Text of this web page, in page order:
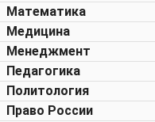
Математика
Медицина
Менеджмент
Педагогика
Политология
Право России